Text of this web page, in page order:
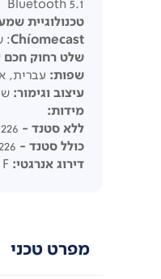
5.1 Bluetooth
טכנולוגיית
Chíomecast
:
שלט רחוק חכם
שפות: עברית,
עיצוב וגימור:
מידות:
ללא סטנד-
כולל סטנד -
דירוג אנרגטי:
מפרט טכני